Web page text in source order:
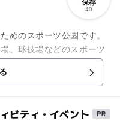
保存
40
めのスポーツ公園です。
、球技場などのスポーツ
人野球、少年野球などで
ビティ・イベント